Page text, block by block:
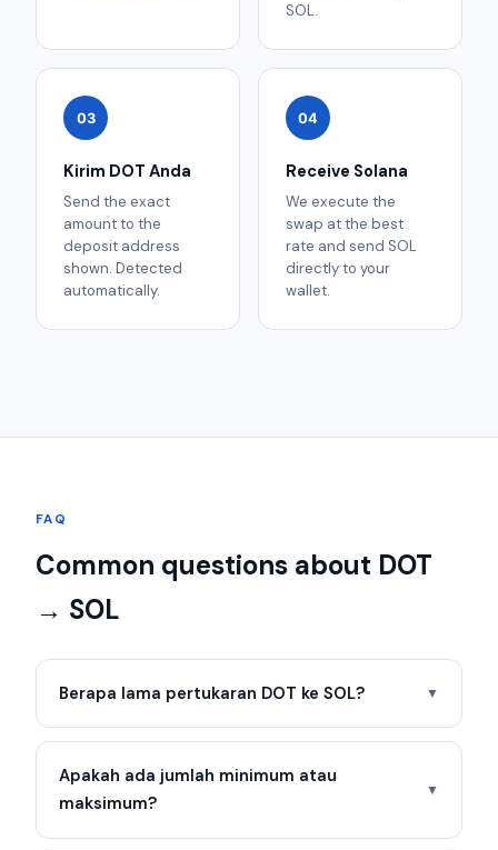
SOL.
03
Kirim DOT Anda
Send the exact
amount to the
deposit address
shown. Detected
automatically.
04
Receive Solana
We execute the
swap at the best
rate and send SOL
directly to your
wallet.
FAQ
Common questions about DOT
→ SOL
Berapa lama pertukaran DOT ke SOL? ▼
Apakah ada jumlah minimum atau
maksimum?
▼